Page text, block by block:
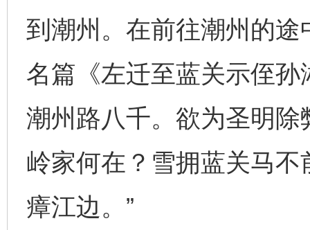
到潮州。在前往潮州的
名篇《左迁至蓝关示侄孙
潮州路八千。欲为圣明
岭家何在？雪拥蓝关马
瘴江边。”